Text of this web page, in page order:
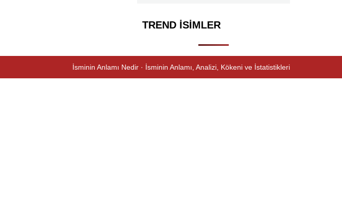
TREND İSIMLER
İsminin Anlamı Nedir · İsminin Anlamı, Analizi, Kökeni ve İstatistikleri